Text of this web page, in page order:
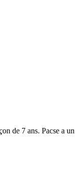
7 ans. Pacse a un